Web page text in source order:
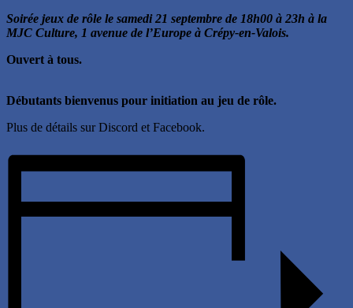
Soirée jeux de rôle le samedi 21 septembre de 18h00 à 23h à la
MJC Culture, 1 avenue de l’Europe à Crépy-en-Valois.
Ouvert à tous.
Débutants bienvenus pour initiation au jeu de rôle.
Plus de détails sur Discord et Facebook.